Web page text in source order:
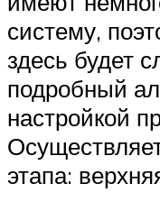
систему,
здесь будет
подробный
настройкой
этапа: